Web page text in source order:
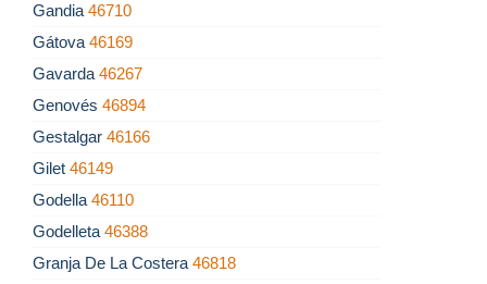
Gandia 46710
Gátova 46169
Gavarda 46267
Genovés 46894
Gestalgar 46166
Gilet 46149
Godella 46110
Godelleta 46388
Granja De La Costera 46818